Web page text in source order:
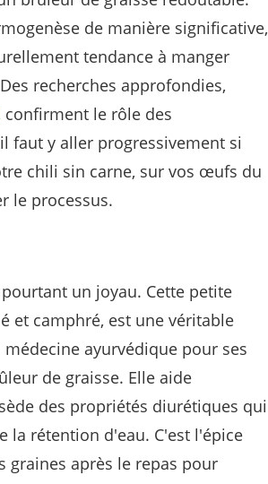
de manière significative,
tendance à manger
recherches approfondies,
confirment le rôle des
faut y aller progressivement si
chili sin carne, sur vos œufs du
le processus.
un joyau. Cette petite
et camphré, est une véritable
ayurvédique pour ses
de graisse. Elle aide
des propriétés diurétiques qui
rétention d'eau. C'est l'épice
graines après le repas pour